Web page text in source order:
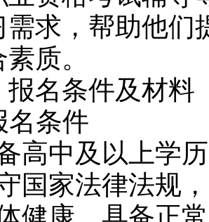
需求，帮助他们
质。
名条件及材料
条件
中及以上学
家法律法规，